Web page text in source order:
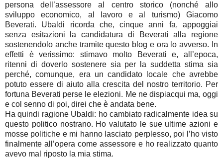
persona dell’assessore al centro storico (nonché allo
sviluppo economico, al lavoro e al turismo) Giacomo
Beverati. Ubaldi ricorda che, cinque anni fa, appoggiai
senza esitazioni la candidatura di Beverati alla regione
sostenendolo anche tramite questo blog e ora lo avverso. In
effetti è verissimo: stimavo molto Beverati e, all’epoca,
ritenni di doverlo sostenere sia per la suddetta stima sia
perché, comunque, era un candidato locale che avrebbe
potuto essere di aiuto alla crescita del nostro territorio. Per
fortuna Beverati perse le elezioni. Me ne dispiacqui ma, oggi
e col senno di poi, direi che è andata bene.
Ha quindi ragione Ubaldi: ho cambiato radicalmente idea su
questo politico nostrano. Ho valutato le sue ultime azioni e
mosse politiche e mi hanno lasciato perplesso, poi l’ho visto
finalmente all’opera come assessore e ho realizzato quanto
avevo mal riposto la mia stima.